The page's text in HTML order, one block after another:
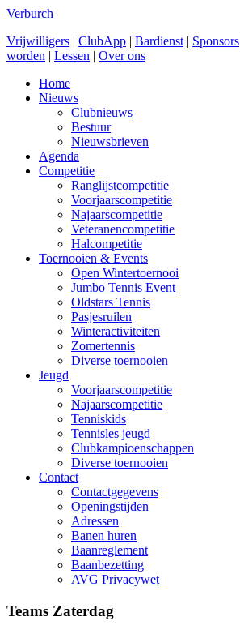
Verburch
Vrijwilligers | ClubApp | Bardienst | Sponsors
worden | Lessen | Over ons
Home
Nieuws
Clubnieuws
Bestuur
Nieuwsbrieven
Agenda
Competitie
Ranglijstcompetitie
Voorjaarscompetitie
Najaarscompetitie
Veteranencompetitie
Halcompetitie
Toernooien & Events
Open Wintertoernooi
Jumbo Tennis Event
Oldstars Tennis
Pasjesruilen
Winteractiviteiten
Zomertennis
Diverse toernooien
Jeugd
Voorjaarscompetitie
Najaarscompetitie
Tenniskids
Tennisles jeugd
Clubkampioenschappen
Diverse toernooien
Contact
Contactgegevens
Openingstijden
Adressen
Banen huren
Baanreglement
Baanbezetting
AVG Privacywet
Teams Zaterdag